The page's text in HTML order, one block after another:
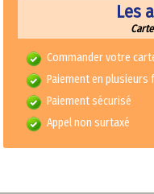
Les
Commander votre
Paiement en plusieurs
Paiement sécurisé
Appel non surtaxé